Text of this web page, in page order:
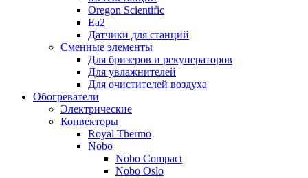
Oregon Scientific
Ea2
Датчики для станций
Сменные элементы
Для бризеров и рекуператоров
Для увлажнителей
Для очистителей воздуха
Обогреватели
Электрические
Конвекторы
Royal Thermo
Nobo
Nobo Compact
Nobo Oslo